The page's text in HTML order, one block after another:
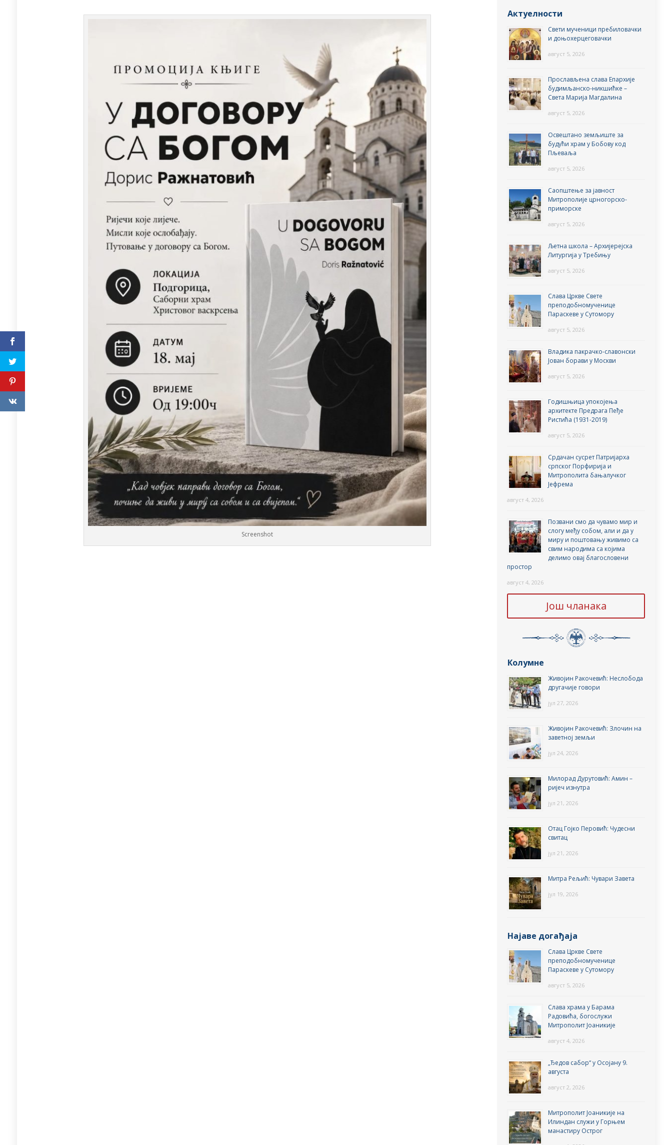
Screenshot
Актуелности
Свети мученици пребиловачки
и доњохерцеговачки
август 5, 2026
Прослављена слава Епархије
будимљанско-никшићке –
Света Марија Магдалина
август 5, 2026
Освештано земљиште за
будући храм у Бобову код
Пљеваља
август 5, 2026
Саопштење за јавност
Митрополије црногорско-
приморске
август 5, 2026
Љетна школа – Архијерејска
Литургија у Требињу
август 5, 2026
Слава Цркве Свете
преподобномученице
Параскеве у Сутомору
август 5, 2026
Владика пакрачко-славонски
Јован борави у Москви
август 5, 2026
Годишњица упокојења
архитекте Предрага Пеђе
Ристића (1931-2019)
август 5, 2026
Срдачан сусрет Патријарха
српског Порфирија и
Митрополита бањалучког
Јефрема
август 4, 2026
Позвани смо да чувамо мир и
слогу међу собом, али и да у
миру и поштовању живимо са
свим народима са којима
делимо овај благословени
простор
август 4, 2026
Још чланака
Колумне
Живојин Ракочевић: Неслобода
другачије говори
јул 27, 2026
Живојин Ракочевић: Злочин на
заветној земљи
јул 24, 2026
Милорад Дурутовић: Амин –
ријеч изнутра
јул 21, 2026
Отац Гојко Перовић: Чудесни
свитац
јул 21, 2026
Митра Рељић: Чувари Завета
јул 19, 2026
Најаве догађаја
Слава Цркве Свете
преподобномученице
Параскеве у Сутомору
август 5, 2026
Слава храма у Барама
Радовића, богослужи
Митрополит Јоаникије
август 4, 2026
„Ђедов сабор“ у Осојану 9.
августа
август 2, 2026
Митрополит Јоаникије на
Илиндан служи у Горњем
манастиру Острог